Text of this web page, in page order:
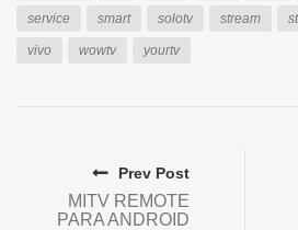
service smart solotv stream
vivo wowtv yourtv
Prev Post
MITV REMOTE
PARA ANDROID